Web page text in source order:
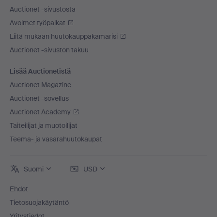
Auctionet -sivustosta
Avoimet työpaikat
Liitä mukaan huutokauppakamarisi
Auctionet -sivuston takuu
Lisää Auctionetistä
Auctionet Magazine
Auctionet -sovellus
Auctionet Academy
Taiteilijat ja muotoilijat
Teema- ja vasarahuutokaupat
Suomi USD
Ehdot
Tietosuojakäytäntö